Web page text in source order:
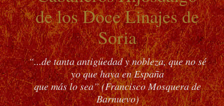
de los Doce Linajes de
Soria
“...de tanta antigüedad y nobleza, que no sé
yo que haya en España
que más lo sea” (Francisco Mosquera de
Barnuevo)